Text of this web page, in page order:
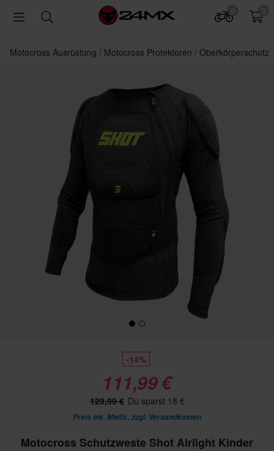
Motocross Ausrüstung Motocross Protektoren Oberkörperschutz
-14%
111,99 €
129,99 € Du sparst 18 €
Preis ink. MwSt., zzgl. Versandkosten
Motocross Schutzweste Shot Airlight Kinder